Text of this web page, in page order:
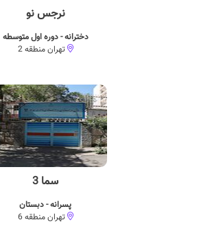
نرجس نو
دخترانه - دوره اول متوسطه
تهران منطقه 2
سما 3
پسرانه - دبستان
تهران منطقه 6